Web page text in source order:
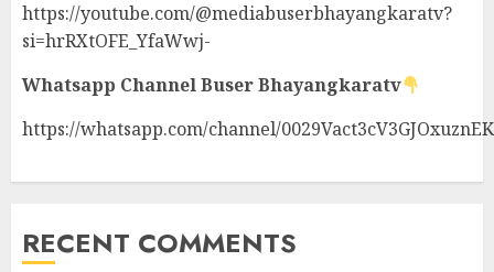
https://youtube.com/@mediabuserbhayangkaratv?
si=hrRXtOFE_YfaWwj-
Whatsapp ChannelBuser Bhayangkaratv
https://whatsapp.com/channel/
RECENT COMMENTS